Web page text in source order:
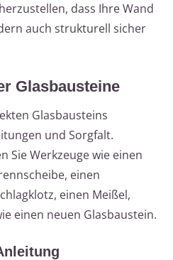
dass Ihre Wand
auch strukturell sicher
Glasbausteine
Glasbausteins
und Sorgfalt.
Sie Werkzeuge wie einen
einen
einen Meißel,
einen neuen Glasbaustein.